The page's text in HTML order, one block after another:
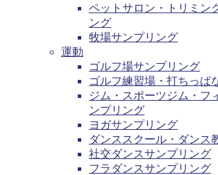
ペットサロン・トリミン
ング
牧場サンプリング
運動
ゴルフ場サンプリング
ゴルフ練習場・打ちっぱ
ジム・スポーツジム・フ
ンプリング
ヨガサンプリング
ダンススクール・ダンス
社交ダンスサンプリング
フラダンスサンプリング